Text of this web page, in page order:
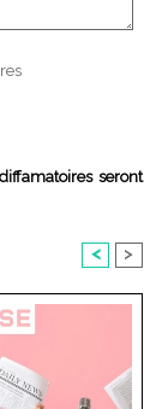
seront
< >